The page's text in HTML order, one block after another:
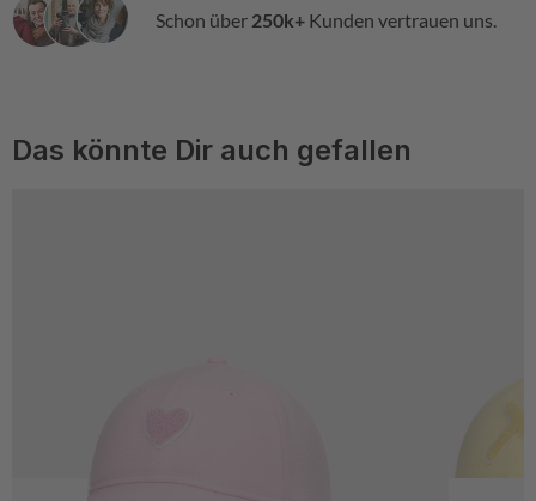
Schon über 250k+ Kunden vertrauen uns.